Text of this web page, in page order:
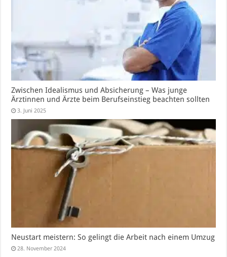
Zwischen Idealismus und Absicherung – Was junge
Ärztinnen und Ärzte beim Berufseinstieg beachten sollten
3. Juni 2025
Neustart meistern: So gelingt die Arbeit nach einem Umzug
28. November 2024